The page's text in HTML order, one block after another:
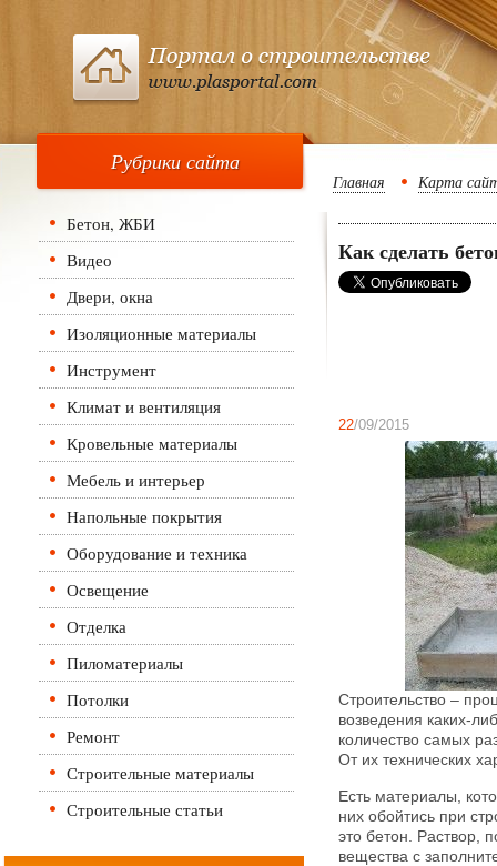
Рубрики сайта
Бетон, ЖБИ
Видео
Двери, окна
Изоляционные материалы
Инструмент
Климат и вентиляция
Кровельные материалы
Мебель и интерьер
Напольные покрытия
Оборудование и техника
Освещение
Отделка
Пиломатериалы
Потолки
Ремонт
Строительные материалы
Строительные статьи
Главная Карта
Как сделать
22/09/2015
Строительство –
возведения каких-
количество самых
От их технических
Есть материалы,
них обойтись при
это бетон. Раствор,
вещества с